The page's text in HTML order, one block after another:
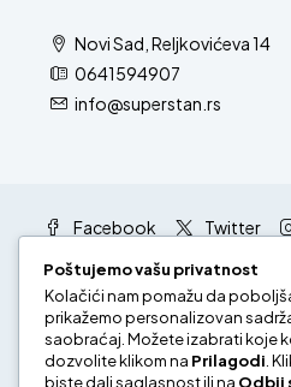
Novi Sad, Reljkovićeva 14
0641594907
info@superstan.rs
Facebook Twitter
Google +
Poštujemo vašu privatnost
Kolačići nam pomažu da
prikažemo personalizovan
saobraćaj. Možete izabrati koje
dozvolite klikom na Prilagodi .
biste dali saglasnost ili na Odbij